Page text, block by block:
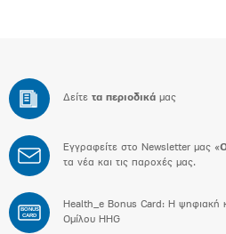
Δείτε τα περιοδικά μας
Εγγραφείτε στο Newsletter μας «
τα νέα και τις παροχές μας.
BONUS
CARD
Health_e Bonus Card: H ψηφιακή
Ομίλου HHG